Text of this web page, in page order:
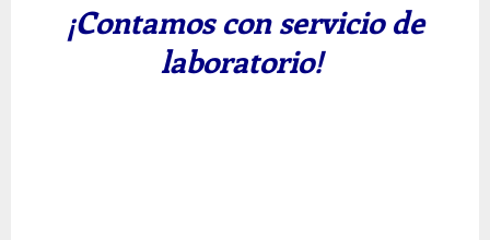
¡Contamos con servicio de
laboratorio!